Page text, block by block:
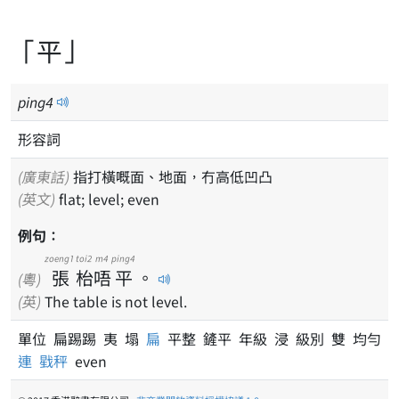
「平」
ping4
形容詞
(廣東話) 指打橫嘅面、地面，冇高低凹凸
(英文) flat; level; even
例句：
(粵) 張
zoeng1
枱
toi2
唔
m4
平
ping4
。
(英) The table is not level.
單位 扁踢踢 夷 塌 扁 平整 鏟平 年級 浸 級別 雙 均勻
連 戥秤 even